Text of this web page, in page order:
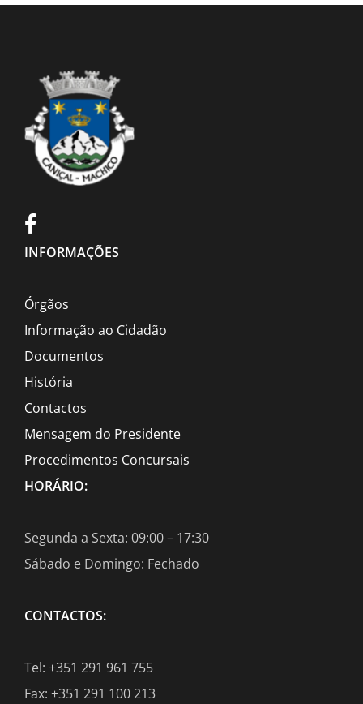
INFORMAÇÕES
Órgãos
Informação ao Cidadão
Documentos
História
Contactos
Mensagem do Presidente
Procedimentos Concursais
HORÁRIO:
Segunda a Sexta: 09:00 – 17:30
Sábado e Domingo: Fechado
CONTACTOS:
Tel: +351 291 961 755
Fax: +351 291 100 213